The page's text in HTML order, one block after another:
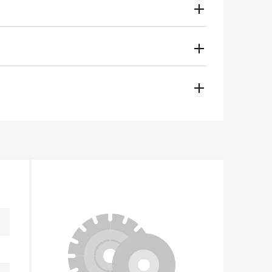
Secondo le tariffe del vettore
contanti)